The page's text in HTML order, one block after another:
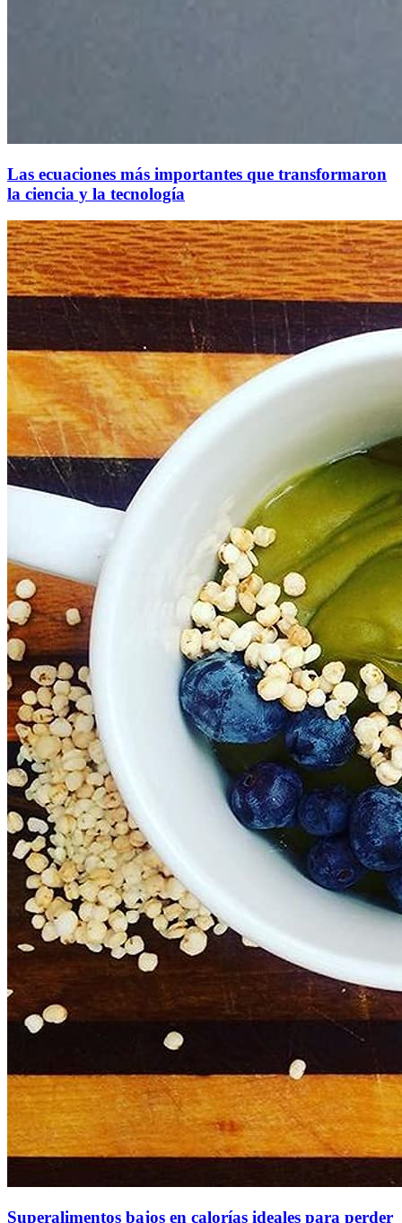
Las ecuaciones más importantes que transformaron
la ciencia y la tecnología
Superalimentos bajos en calorías ideales para perder